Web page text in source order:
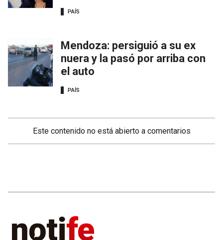
PAÍS
Mendoza: persiguió a su ex
nuera y la pasó por arriba con
el auto
PAÍS
Este contenido no está abierto a comentarios